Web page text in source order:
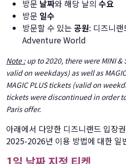
방문 날짜와 해당 날의 수요
방문 일수
방문할 수 있는 공원: 디즈니
Adventure World
Note :up to 2020, there were MINI &
valid on weekdays) as well as
MAGIC PLUS tickets (valid on
tickets were discontinued in order
Paris offer.
아래에서 다양한 디즈니랜드 입장
2025-2026년 이용 방법에 대한 일